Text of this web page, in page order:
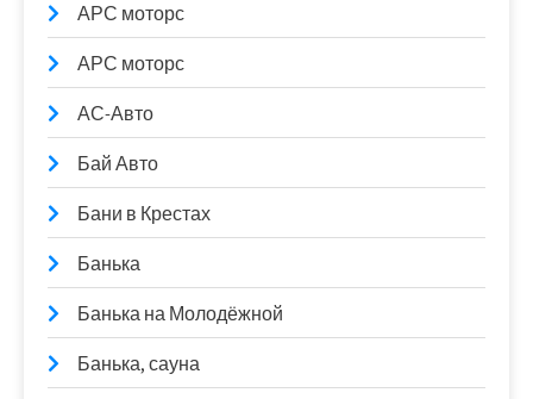
АРС моторс
АРС моторс
АС-Авто
Бай Авто
Бани в Крестах
Банька
Банька на Молодёжной
Банька, сауна